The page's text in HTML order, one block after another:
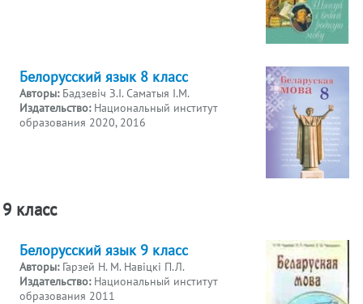
Белорусский язык 8 класс
Авторы: Бадзевіч З.І. Саматыя І.М.
Издательство: Национальный институт
образования 2020, 2016
9 класс
Белорусский язык 9 класс
Авторы: Гарзей Н. М. Навіцкі П.Л.
Издательство: Национальный институт
образования 2011